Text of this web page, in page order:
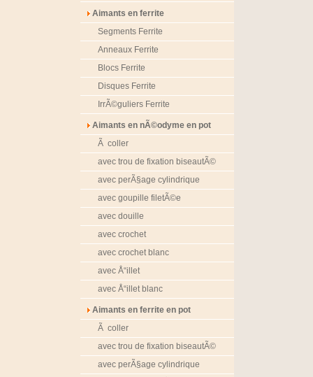
Aimants en ferrite
Segments Ferrite
Anneaux Ferrite
Blocs Ferrite
Disques Ferrite
IrrÃ©guliers Ferrite
Aimants en nÃ©odyme en pot
Ã coller
avec trou de fixation biseautÃ©
avec perÃ§age cylindrique
avec goupille filetÃ©e
avec douille
avec crochet
avec crochet blanc
avec Å“illet
avec Å“illet blanc
Aimants en ferrite en pot
Ã coller
avec trou de fixation biseautÃ©
avec perÃ§age cylindrique